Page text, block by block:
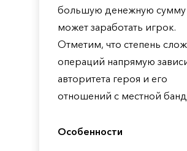
большую денежную сумму
может заработать игрок.
Отметим, что степень
операций напрямую
авторитета героя и его
отношений с местной
Особенности